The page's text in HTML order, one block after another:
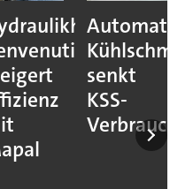
senkt
KSS-